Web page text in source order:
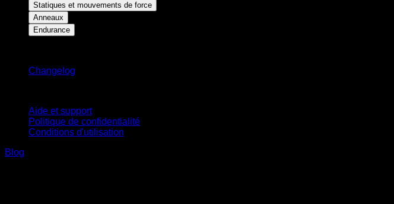
Statiques et mouvements de force
Anneaux
Endurance
Changelog
Aide et support
Politique de confidentialité
Conditions d'utilisation
Blog